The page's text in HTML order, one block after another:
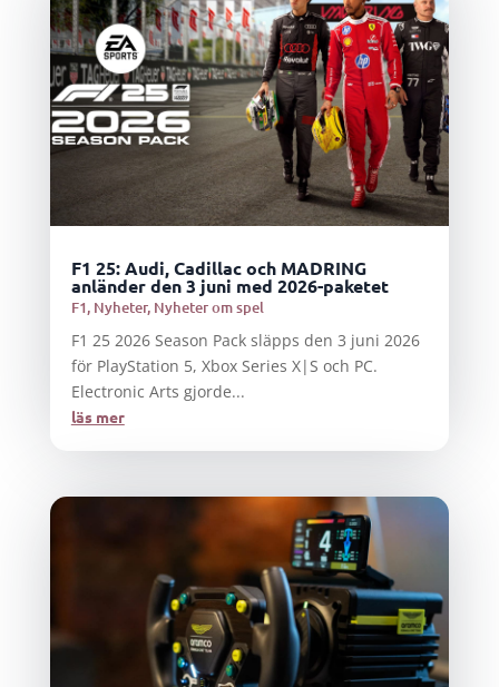
F1 25: Audi, Cadillac och MADRING
anländer den 3 juni med 2026-paketet
F1, Nyheter, Nyheter om spel
F1 25 2026 Season Pack släpps den 3 juni 2026
för PlayStation 5, Xbox Series X|S och PC.
Electronic Arts gjorde...
läs mer